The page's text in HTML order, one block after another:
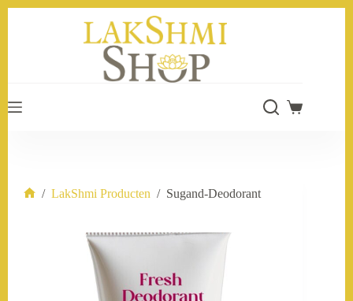
/ LakShmi Producten / Sugand-Deodorant